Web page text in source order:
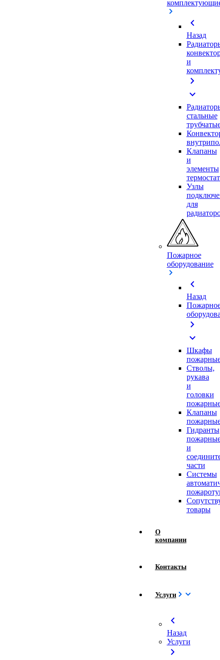
chevron_left
Назад
и
chevron_right
expand_more
стальные
Клапаны
и
элементы
Узлы
для
Пожарное
оборудование
chevron_left
Назад
chevron_right
expand_more
Шкафы
Стволы,
рукава
и
головки
Клапаны
Гидранты
и
части
Системы
товары
О
компании
Контакты
Услуги
chevron_left
Назад
Услуги
chevron_right